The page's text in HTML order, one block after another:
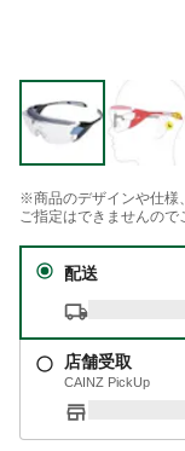
※商品のデザインや仕様
ご指定はできませんので
配送
店舗受取
CAINZ PickUp